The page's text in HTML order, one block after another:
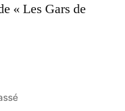
« Les Gars de